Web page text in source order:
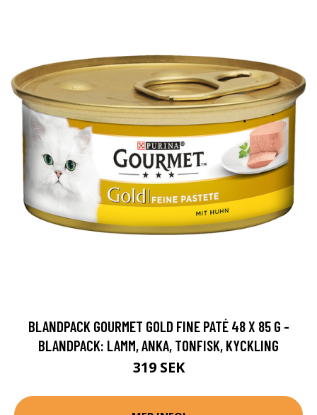
BLANDPACK GOURMET GOLD FINE PATÉ 48 X 85 G -
BLANDPACK: LAMM, ANKA, TONFISK, KYCKLING
319 SEK